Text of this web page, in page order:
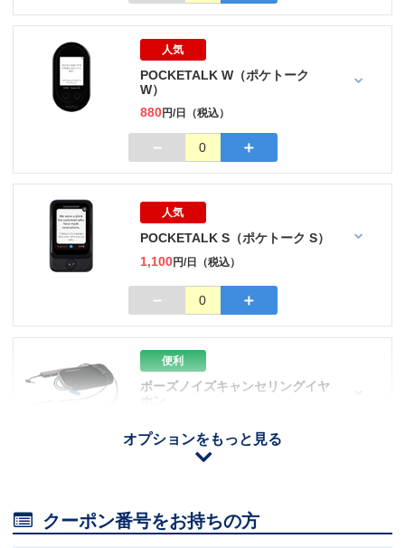
人気
POCKETALK W（ポケトーク
W）
880円/日（税込）
－ 0 ＋
人気
POCKETALK S（ポケトーク S）
1,100円/日（税込）
－ 0 ＋
オプションをもっと見る
便利
ボーズノイズキャンセリングイヤ
ホン
－
 クーポン番号をお持ちの方